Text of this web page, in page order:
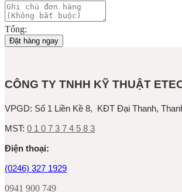
Tổng:
Đặt hàng ngay
CÔNG TY TNHH KỸ THUẬT
VPGD: Số 1 Liền Kề 8, KĐT Đại Thanh,
MST: 0 1 0 7 3 7 4 5 8 3
Ðiện thoại:
(0246) 327 1929
0941 900 749